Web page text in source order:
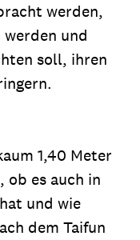
werden,
werden und
soll, ihren
1,40 Meter
ob es auch in
und wie
dem Taifun